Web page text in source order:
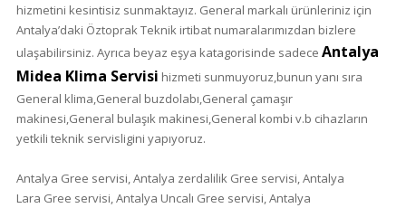
hizmetini kesintisiz sunmaktayız. General markalı ürünleriniz için
Antalya’daki Öztoprak Teknik irtibat numaralarımızdan bizlere
ulaşabilirsiniz. Ayrıca beyaz eşya katagorisinde sadece Antalya
Midea Klima Servisi hizmeti sunmuyoruz,bunun yanı sıra
General klima,General buzdolabı,General çamaşır
makinesi,General bulaşık makinesi,General kombi v.b cihazların
yetkili teknik servisligini yapıyoruz.
Antalya Gree servisi, Antalya zerdalilik Gree servisi, Antalya
Lara Gree servisi, Antalya Uncalı Gree servisi, Antalya